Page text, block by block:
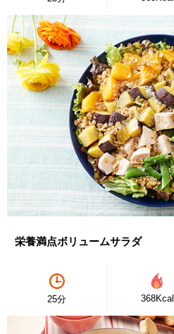
栄養満点ボリュームサラダ
25分 368Kcal